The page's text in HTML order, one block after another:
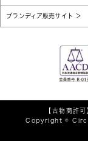
ブランディア販売サイト
【古物商許可
Copyright ©